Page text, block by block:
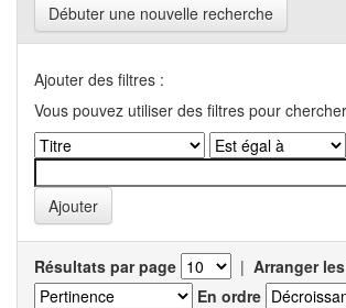
Débuter une nouvelle recherche
Ajouter des filtres :
Vous pouvez utiliser des filtres pour
Résultats par page | Arranger
En ordre